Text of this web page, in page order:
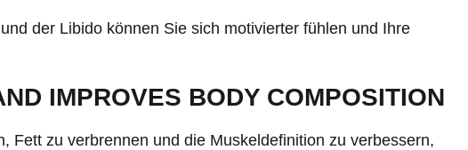
der Libido können Sie sich motivierter fühlen und Ihre
IMPROVES BODY COMPOSITION
Fett zu verbrennen und die Muskeldefinition zu verbessern,